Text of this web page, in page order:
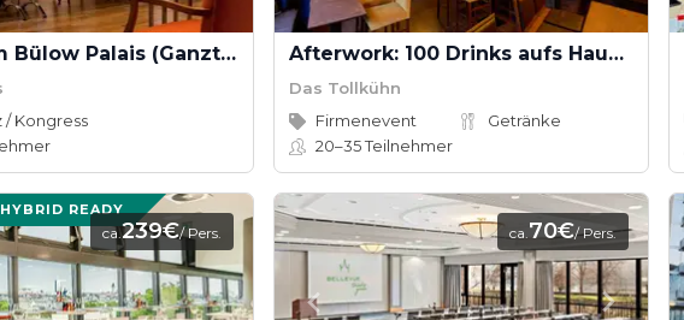
Tagung im Bülow Palais (Ganztags)
/ Kongress
Afterwork: 100 Drinks aufs Haus – Die Firma lädt ein!
Das Tollkühn
Firmenevent
Getränke
20–35Teilnehmer
READY
ca.239€/ Pers. ca.70€/ Pers.